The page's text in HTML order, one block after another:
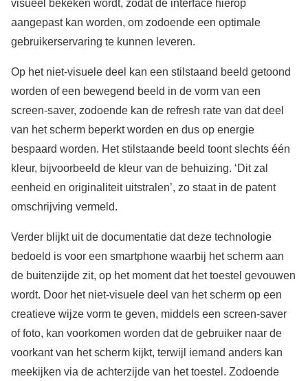
visueel bekeken wordt, zodat de interface hierop
aangepast kan worden, om zodoende een optimale
gebruikerservaring te kunnen leveren.
Op het niet-visuele deel kan een stilstaand beeld getoond
worden of een bewegend beeld in de vorm van een
screen-saver, zodoende kan de refresh rate van dat deel
van het scherm beperkt worden en dus op energie
bespaard worden. Het stilstaande beeld toont slechts één
kleur, bijvoorbeeld de kleur van de behuizing. ‘Dit zal
eenheid en originaliteit uitstralen’, zo staat in de patent
omschrijving vermeld.
Verder blijkt uit de documentatie dat deze technologie
bedoeld is voor een smartphone waarbij het scherm aan
de buitenzijde zit, op het moment dat het toestel gevouwen
wordt. Door het niet-visuele deel van het scherm op een
creatieve wijze vorm te geven, middels een screen-saver
of foto, kan voorkomen worden dat de gebruiker naar de
voorkant van het scherm kijkt, terwijl iemand anders kan
meekijken via de achterzijde van het toestel. Zodoende